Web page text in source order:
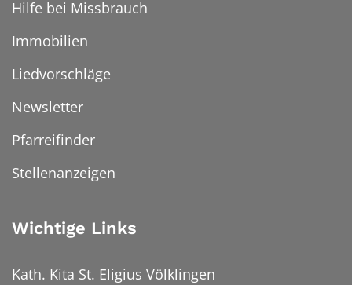
Hilfe bei Missbrauch
Immobilien
Liedvorschläge
Newsletter
Pfarreifinder
Stellenanzeigen
Wichtige Links
Kath. Kita St. Eligius Völklingen